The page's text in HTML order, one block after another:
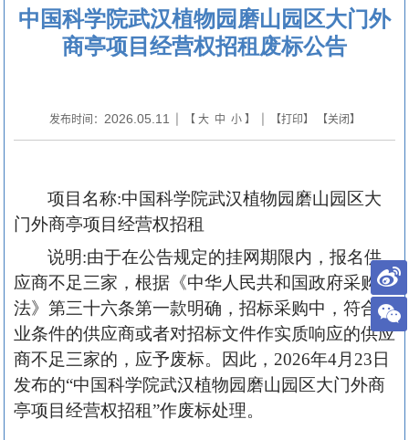
中国科学院武汉植物园磨山园区大门外
商亭项目经营权招租废标公告
发布时间： 2026.05.11 | 【 大 中 小】 | 【打印】 【关闭】
项目名称:中国科学院武汉植物园磨山园区大
门外商亭项目经营权招租
说明:由于在公告规定的挂网期限内，报名供
应商不足三家，根据《中华人民共和国政府采购
法》第三十六条第一款明确，招标采购中，符合专
业条件的供应商或者对招标文件作实质响应的供应
商不足三家的，应予废标。因此，2026年4月23日
发布的“中国科学院武汉植物园磨山园区大门外商
亭项目经营权招租”作废标处理。